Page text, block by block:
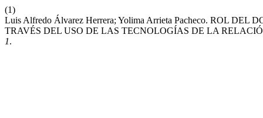
(1)
Luis Alfredo Álvarez Herrera; Yolima Arrieta Pacheco. ROL
TRAVÉS DEL USO DE LAS TECNOLOGÍAS DE LA
1.